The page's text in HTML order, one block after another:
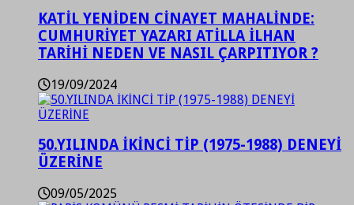
KATİL YENİDEN CİNAYET MAHALİNDE:
CUMHURİYET YAZARI ATİLLA İLHAN
TARİHİ NEDEN VE NASIL ÇARPITIYOR ?
19/09/2024
50.YILINDA İKİNCİ TİP (1975-1988) DENEYİ
ÜZERİNE
09/05/2025